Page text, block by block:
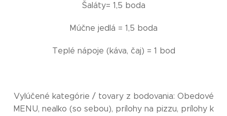
Šaláty= 1,5 boda
Múčne jedlá = 1,5 boda
Teplé nápoje (káva, čaj) = 1 bod
Vylúčené kategórie / tovary z bodovania: Obedové
MENU, nealko (so sebou), prílohy na pizzu, prílohy k